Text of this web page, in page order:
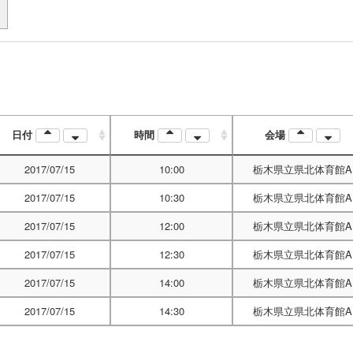
日付 時間 会場
2017/07/15 10:00 栃木県立県北体育館A
2017/07/15 10:30 栃木県立県北体育館A
2017/07/15 12:00 栃木県立県北体育館A
2017/07/15 12:30 栃木県立県北体育館A
2017/07/15 14:00 栃木県立県北体育館A
2017/07/15 14:30 栃木県立県北体育館A